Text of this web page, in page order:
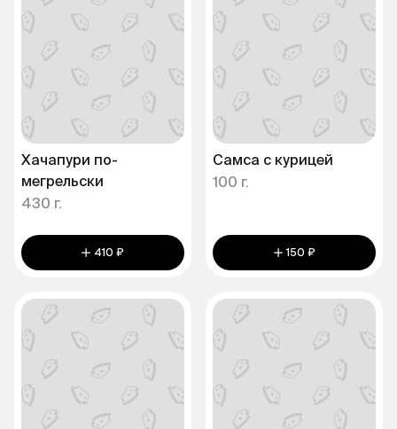
Хачапури по-
мегрельски
430 г.
410 ₽
Самса с курицей
100 г.
150 ₽